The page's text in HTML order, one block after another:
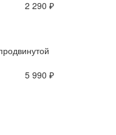
2 290 ₽
5 990 ₽